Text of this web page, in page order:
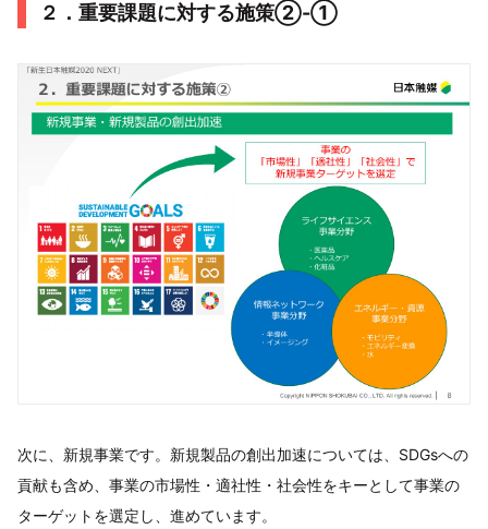
２．重要課題に対する施策②-①
次に、新規事業です。新規製品の創出加速については、SDGsへの
貢献も含め、事業の市場性・適社性・社会性をキーとして事業の
ターゲットを選定し、進めています。